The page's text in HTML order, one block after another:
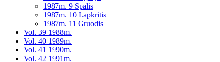
1987m. 9 Spalis
1987m. 10 Lapkritis
1987m. 11 Gruodis
Vol. 39 1988m.
Vol. 40 1989m.
Vol. 41 1990m.
Vol. 42 1991m.